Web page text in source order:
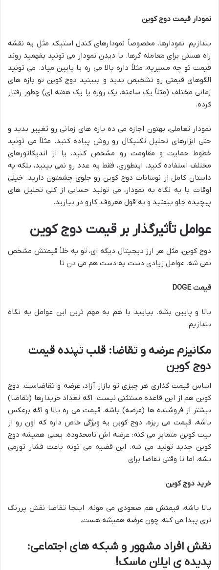
نمودار قیمت دوج کوین
بندازیم. نمودارها، مخصوصاً نمودارهای کندل استیک، مثل یه نقشه
راه هستن برای معامله گرها. با دیدن نمودار می تونید بفهمید روند
قیمت تو چه مسیریه، مثلاً داره بالا می ره یا پایین میاد. می تونید
الگوهای قیمتی رو تشخیص بدید و ببینید دوج کوین تو بازه های
زمانی مختلف (مثلاً یک ساعته، یک روزه یا یک هفته ای) چطور رفتار
کرده.
نمودار تعاملی، بهتون اجازه می ده بازه های زمانی رو تغییر بدید و
حتی ابزارهای تحلیل تکنیکال رو روش پیاده کنید. مثلاً می تونید
خطوط حمایت و مقاومت رو مشخص کنید، یا از اندیکاتورهای
مختلف استفاده کنید. اینطوری، فقط یه عدد رو نمی بینید، بلکه یه
داستان کامل از نوسانات دوج کوین رو جلوی چشمتون دارید. خیلی
اوقات با یه نگاه به نمودار، می تونید حسابی از کلی تحلیل های
پیچیده جلو بیفتید و به قول معروف، کارو در بیارید.
عوامل تأثیرگذار بر قیمت دوج کوین
دوج کوین، مثل هر ارز دیجیتال دیگه ای، تو یه خلأ قیمتش مشخص
نمی شه. عوامل زیادی دست به دست هم می دن تا
قیمت DOGE
بالا و پایین بشه. بیایید با هم به مهم ترین این عوامل یه نگاه
بندازیم:
مکانیزم عرضه و تقاضا: قلب تپنده قیمت
دوج کوین
اساس قیمت گذاری هر چیزی تو بازار آزاد، عرضه و تقاضاست. دوج
کوین هم از این قاعده مستثنی نیست. اگه تعداد خریدارها (تقاضا)
بیشتر از فروشنده ها (عرضه) باشه، قیمت می ره بالا و اگه برعکس
باشه، قیمت می ریزه. دوج کوین یه ویژگی خاص داره که اون رو از
بیت کوین متمایز می کنه: عرضه اش نامحدوده. یعنی همیشه دوج
کوین جدید تولید می شه. این قضیه می تونه باعث فشار تورمی
بشه، اما تا وقتی تقاضا برای
خرید دوج کوین
بالا باشه، قیمتش هم صعودی می مونه. اینجا تقاضا نقش پررنگ
تری پیدا می کنه، چون عرضه همیشه هست.
نقش افراد مشهور و شبکه های اجتماعی:
پدیده ی ایلان ماسک!